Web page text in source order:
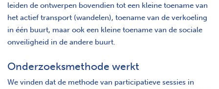
leiden de ontwerpen bovendien tot een kleine toename van
het actief transport (wandelen), toename van de verkoeling
in één buurt, maar ook een kleine toename van de sociale
onveiligheid in de andere buurt.
Onderzoeksmethode werkt
We vinden dat de methode van participatieve sessies in